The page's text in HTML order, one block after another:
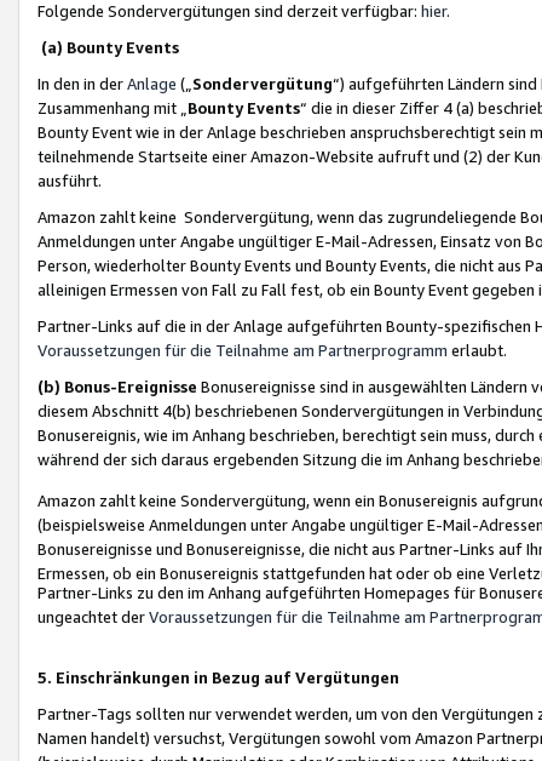
Folgende Sondervergütungen sind derzeit verfügbar: hier.
(a) Bounty Events
In den in derAnlage („ Sondervergütung“) aufgeführten Ländern
Zusammenhang mit „ Bounty Events“ die in dieser Ziffer 4 (a)
Bounty Event wie in der Anlage beschrieben anspruchsberechtigt sein
teilnehmende Startseite einer Amazon-Website aufruft und (2) der
ausführt.
Amazon zahlt keine Sondervergütung, wenn das zugrundeliegende
Anmeldungen unter Angabe ungültiger E-Mail-Adressen, Einsatz von
Person, wiederholter Bounty Events und Bounty Events, die nicht
alleinigen Ermessen von Fall zu Fall fest, ob ein Bounty Event
Partner-Links auf die in der Anlage aufgeführten Bounty-spezifischen
Voraussetzungen für die Teilnahme am Partnerprogramm erlaubt.
(b) Bonus-Ereignisse Bonusereignisse sind in ausgewählten Ländern
diesem Abschnitt 4(b) beschriebenen Sondervergütungen in
Bonusereignis, wie im Anhang beschrieben, berechtigt sein muss,
während der sich daraus ergebenden Sitzung die im Anhang
Amazon zahlt keine Sondervergütung, wenn ein Bonusereignis
(beispielsweise Anmeldungen unter Angabe ungültiger E-Mail-
Bonusereignisse und Bonusereignisse, die nicht aus Partner-Links auf
Ermessen, ob ein Bonusereignis stattgefunden hat oder ob eine
Partner-Links zu den im Anhang aufgeführten Homepages für
ungeachtet derVoraussetzungen für die Teilnahme am
5. Einschränkungen in Bezug auf Vergütungen
Partner-Tags sollten nur verwendet werden, um von den
Namen handelt) versuchst, Vergütungen sowohl vom Amazon